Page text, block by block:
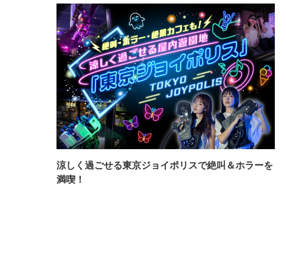
涼しく過ごせる東京ジョイポリスで絶叫＆ホラーを
満喫！